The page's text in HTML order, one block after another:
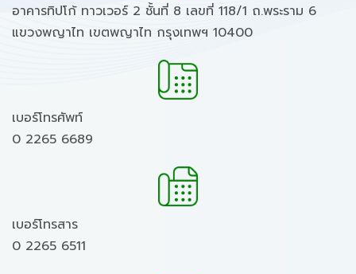
อาคารทิปโก้ ทาวเวอร์ 2 ชั้นที่ 8 เลขที่ 118/1 ถ.พระราม 6
แขวงพญาไท เขตพญาไท กรุงเทพฯ 10400
เบอร์โทรศัพท์
0 2265 6689
เบอร์โทรสาร
0 2265 6511